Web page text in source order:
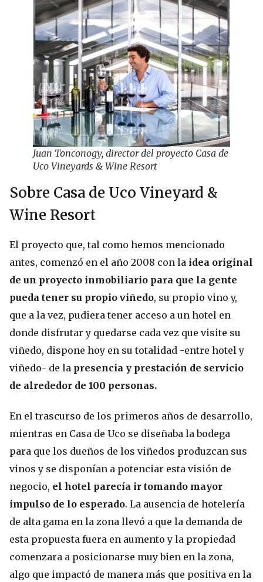
Juan Tonconogy, director del proyecto Casa de
Uco Vineyards & Wine Resort
Sobre Casa de Uco Vineyard &
Wine Resort
El proyecto que, tal como hemos mencionado
antes, comenzó en el año 2008 con la idea original
de un proyecto inmobiliario para que la gente
pueda tener su propio viñedo, su propio vino y,
que a la vez, pudiera tener acceso a un hotel en
donde disfrutar y quedarse cada vez que visite su
viñedo, dispone hoy en su totalidad -entre hotel y
viñedo- de la presencia y prestación de servicio
de alrededor de 100 personas.
En el trascurso de los primeros años de desarrollo,
mientras en Casa de Uco se diseñaba la bodega
para que los dueños de los viñedos produzcan sus
vinos y se disponían a potenciar esta visión de
negocio, el hotel parecía ir tomando mayor
impulso de lo esperado. La ausencia de hotelería
de alta gama en la zona llevó a que la demanda de
esta propuesta fuera en aumento y la propiedad
comenzara a posicionarse muy bien en la zona,
algo que impactó de manera más que positiva en la